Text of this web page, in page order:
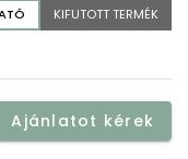
KIFUTOTT TERMÉK
Ajánlatot kérek